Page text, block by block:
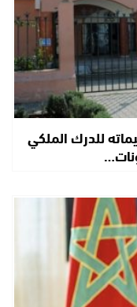
للدرك الملكي